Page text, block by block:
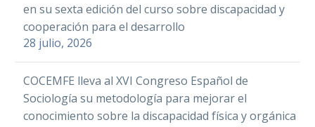
en su sexta edición del curso sobre discapacidad y
cooperación para el desarrollo
28 julio, 2026
COCEMFE lleva al XVI Congreso Español de
Sociología su metodología para mejorar el
conocimiento sobre la discapacidad física y orgánica